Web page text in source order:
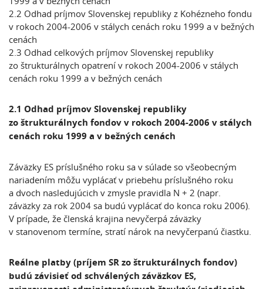
2.2 Odhad príjmov Slovenskej republiky z Kohézneho fondu
v rokoch 2004-2006 v stálych cenách roku 1999 a v bežných
cenách
2.3 Odhad celkových príjmov Slovenskej republiky
zo štrukturálnych opatrení v rokoch 2004-2006 v stálych
cenách roku 1999 a v bežných cenách
2.1 Odhad príjmov Slovenskej republiky
zo štrukturálnych fondov v rokoch 2004-2006 v stálych
cenách roku 1999 a v bežných cenách
Záväzky ES príslušného roku sa v súlade so všeobecným
nariadením môžu vyplácať v priebehu príslušného roku
a dvoch nasledujúcich v zmysle pravidla N + 2 (napr.
záväzky za rok 2004 sa budú vyplácať do konca roku 2006).
V prípade, že členská krajina nevyčerpá záväzky
v stanovenom termíne, stratí nárok na nevyčerpanú čiastku.
Reálne platby (príjem SR zo štrukturálnych fondov)
budú závisieť od schválených záväzkov ES,